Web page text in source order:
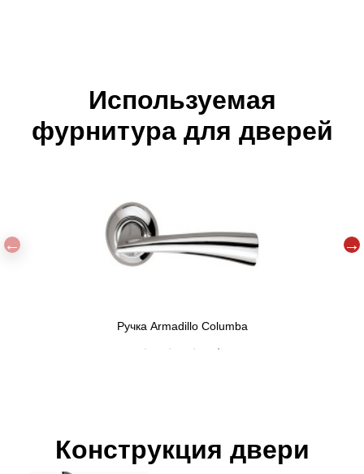
Используемая
фурнитура для дверей
Ручка Armadillo Columba
Конструкция двери